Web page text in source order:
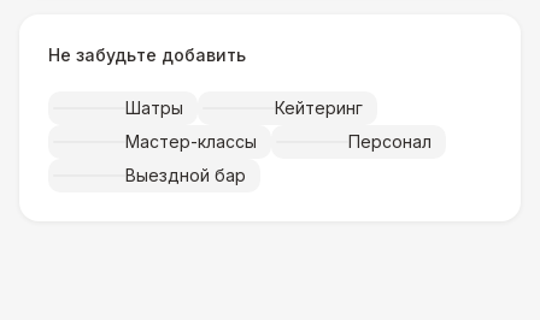
Ростомер универсальный
Музыкальное сопровождение
Не забудьте добавить
Шатры
Кейтеринг
Мастер-классы
Персонал
Выездной бар